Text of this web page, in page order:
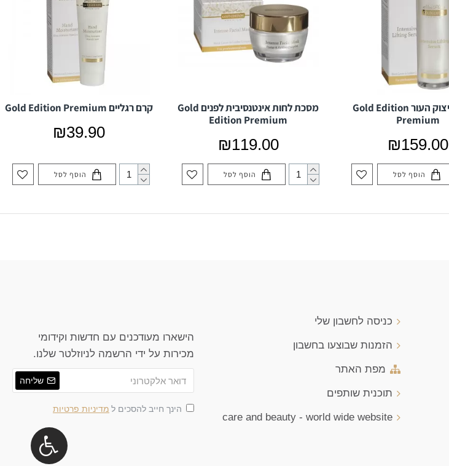
סרום למיצוק העור Gold Edition
Premium
₪159.00
הוסף לסל
מסכת לחות אינטנסיבית לפנים Gold
Edition Premium
₪119.00
הוסף לסל
קרם רגליים Gold Edition Premium
₪39.90
הוסף לסל
כניסה לחשבון שלי
הזמנות שבוצעו בחשבון
מפת האתר
תוכנית שותפים
care and beauty - world wide website
הישארו מעודכנים עם חדשות וקידומי
מכירות על ידי הרשמה לניוזלטר שלנו.
שליחה
הינך חייב להסכים ל מדיניות פרטיות